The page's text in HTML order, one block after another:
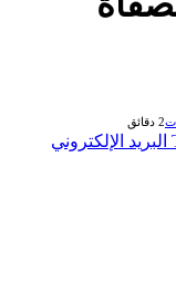
2 دقائق
البريد الإلكتروني